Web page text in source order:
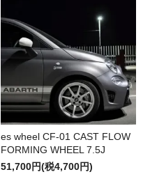
es wheel CF-01 CAST FLOW
FORMING WHEEL 7.5J
51,700円(税4,700円)